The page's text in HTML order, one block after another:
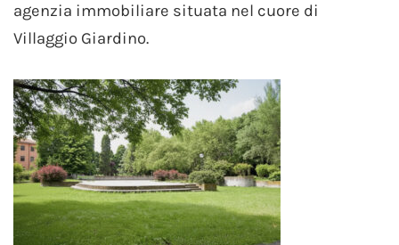
agenzia immobiliare situata nel cuore di
Villaggio Giardino.